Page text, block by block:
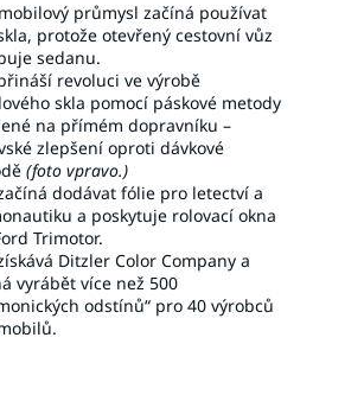
průmysl začíná používat
protože otevřený cestovní vůz
sedanu.
revoluci ve výrobě
skla pomocí páskové metody
na přímém dopravníku –
zlepšení oproti dávkové
(foto vpravo.)
dodávat fólie pro letectví a
a poskytuje rolovací okna
Trimotor.
Ditzler Color Company a
vyrábět více než 500
odstínů“ pro 40 výrobců